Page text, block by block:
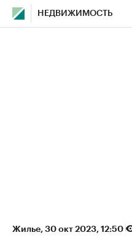
НЕДВИЖИМОСТЬ
Жилье⁠, 30 окт 2023, 12:50